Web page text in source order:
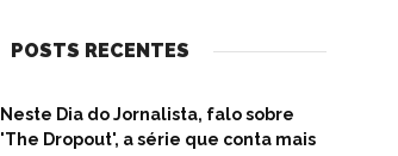
POSTS RECENTES
Neste Dia do Jornalista, falo sobre
'The Dropout', a série que conta mais